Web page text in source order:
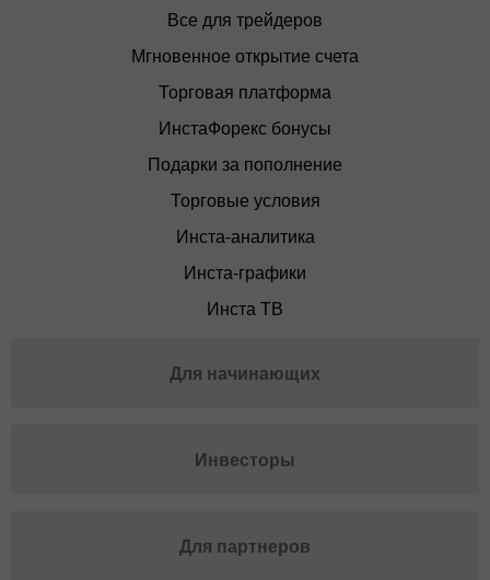
Все для трейдеров
Мгновенное открытие счета
Торговая платформа
ИнстаФорекс бонусы
Подарки за пополнение
Торговые условия
Инста-аналитика
Инста-графики
Инста ТВ
Для начинающих
Инвесторы
Для партнеров